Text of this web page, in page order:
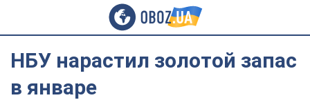
НБУ нарастил золотой запас
в январе